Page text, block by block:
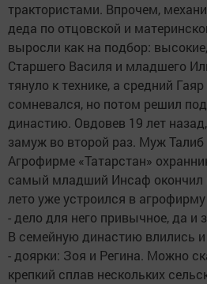
трактористами. Впрочем,
деда по отцовской и
выросли как на подбор:
Старшего Василя и младшего
тянуло к технике, а средний
сомневался, но потом решил
династию. Овдовев 19 лет
замуж во второй раз. Муж Талиб
Агрофирме «Татарстан»
самый младший Инсаф окончил
лето уже устроился в
- дело для него привычное, да и
В семейную династию влились
- доярки: Зоя и Регина. Можно
крепкий сплав нескольких